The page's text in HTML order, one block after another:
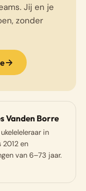
Jij en je
zonder
Vanden Borre
in
en
van 6–73 jaar.